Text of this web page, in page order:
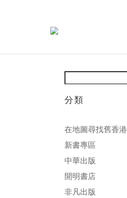
分類
在地圖尋找舊香港
新書專區
中華出版
開明書店
非凡出版